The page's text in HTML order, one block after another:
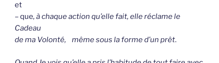
et
– que, à chaque action qu’elle fait, elle réclame le
Cadeau
de ma Volonté, même sous la forme d’un prêt.